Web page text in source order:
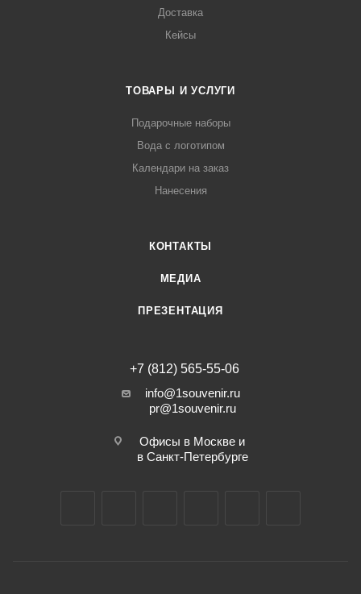
Доставка
Кейсы
ТОВАРЫ И УСЛУГИ
Подарочные наборы
Вода с логотипом
Календари на заказ
Нанесения
КОНТАКТЫ
МЕДИА
ПРЕЗЕНТАЦИЯ
+7 (812) 565-55-06
info@1souvenir.ru
pr@1souvenir.ru
Офисы в Москве и
в Санкт-Петербурге